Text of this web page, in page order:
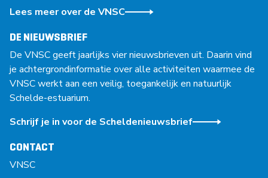
Lees meer over de VNSC
DE NIEUWSBRIEF
De VNSC geeft jaarlijks vier nieuwsbrieven uit. Daarin vind
je achtergrondinformatie over alle activiteiten waarmee de
VNSC werkt aan een veilig, toegankelijk en natuurlijk
Schelde-estuarium.
Schrijf je in voor de Scheldenieuwsbrief
CONTACT
VNSC